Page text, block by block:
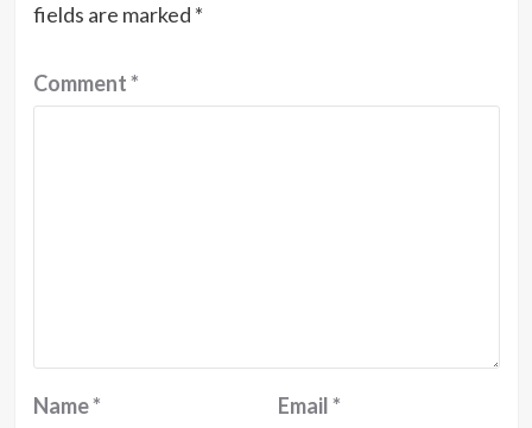
fields are marked *
Comment*
Name* Email*